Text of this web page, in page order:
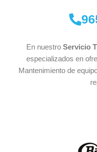
En nuestro Servicio
especializados en
Mantenimiento de